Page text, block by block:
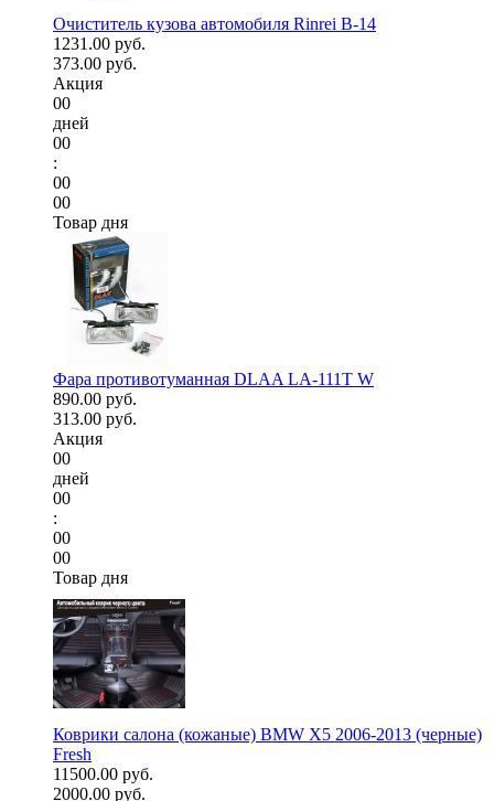
Очиститель кузова автомобиля Rinrei B-14
1231.00 руб.
373.00 руб.
Акция
00
дней
00
:
00
00
Товар дня
Фара противотуманная DLAA LA-111T W
890.00 руб.
313.00 руб.
Акция
00
дней
00
:
00
00
Товар дня
Коврики салона (кожаные) BMW X5 2006-2013 (черные)
Fresh
11500.00 руб.
2000.00 руб.